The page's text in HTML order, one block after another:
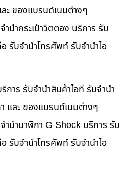
ะ ของแบรนด์เนมต่างๆ
นำกระเป๋าวิตตอง บริการ รับ
รับจำนำโทรศัพท์ รับจำนำไอ
าร รับจำนำสินค้าไอที รับจำนำ
และ ของแบรนด์เนมต่างๆ
นำนาฬิกา G Shock บริการ รับ
รับจำนำโทรศัพท์ รับจำนำไอ